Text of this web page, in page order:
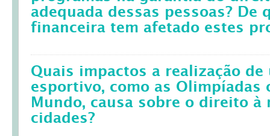
adequada dessas pessoas? De
financeira tem afetado estes
Quais impactos a realização de
esportivo, como as Olimpíadas
Mundo, causa sobre o direito à
cidades?